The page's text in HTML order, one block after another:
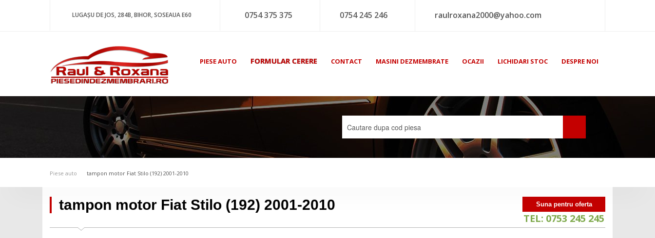
LUGAȘU DE JOS, 284B, BIHOR, SOSEAUA E60 0754 375 375 0754 245 246 raulroxana2000@yahoo.com
PIESE AUTO FORMULAR CERERE CONTACT MASINI DEZMEMBRATE OCAZII LICHIDARI STOC DESPRE NOI
Piese auto tampon motor Fiat Stilo (192) 2001-2010
tampon motor Fiat Stilo (192) 2001-2010 Suna pentru oferta
TEL: 0753 245 245